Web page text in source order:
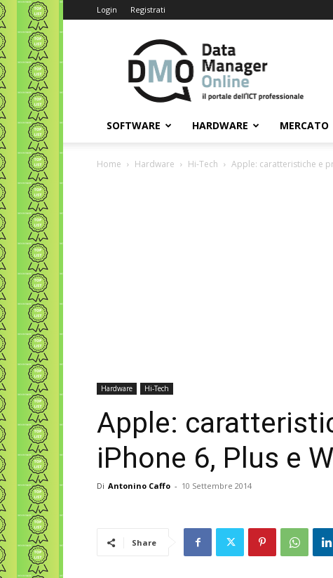
Login Registrati
Data
Manager
Online
SOFTWARE HARDWARE MERCATO
Home Hardware Hi-Tech Apple: caratteristiche e
Hardware Hi-Tech
Apple:
iPhone 6, Plus e
Di Antonino Caffo - 10 Settembre 2014
Share